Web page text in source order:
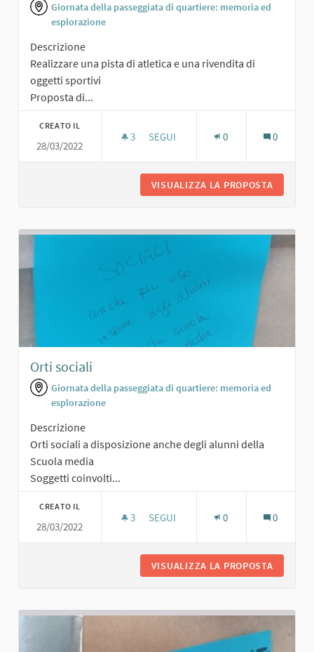
Giornata della passeggiata di quartiere: memoria ed
esplorazione
Descrizione
Realizzare una pista di atletica e una rivendita di
oggetti sportivi
Proposta di...
CREATO IL
28/03/2022
3 3 SOSTENITORI
SEGUI 0 0
VISUALIZZA LA PROPOSTA
Orti sociali
Giornata della passeggiata di quartiere: memoria ed
esplorazione
Descrizione
Orti sociali a disposizione anche degli alunni della
Scuola media
Soggetti coinvolti...
CREATO IL
28/03/2022
3 3 SOSTENITORI
SEGUI 0 0
VISUALIZZA LA PROPOSTA